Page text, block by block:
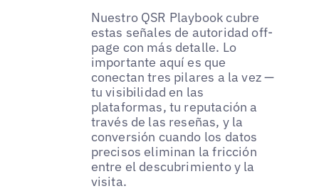
Nuestro QSR Playbook cubre
estas señales de autoridad off-
page con más detalle. Lo
importante aquí es que
conectan tres pilares a la vez —
tu visibilidad en las
plataformas, tu reputación a
través de las reseñas, y la
conversión cuando los datos
precisos eliminan la fricción
entre el descubrimiento y la
visita.